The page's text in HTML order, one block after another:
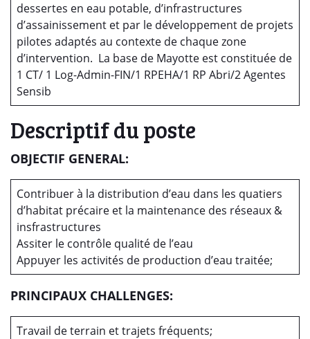
dessertes en eau potable, d’infrastructures
d’assainissement et par le développement de projets
pilotes adaptés au contexte de chaque zone
d’intervention. La base de Mayotte est constituée de
1 CT/ 1 Log-Admin-FIN/1 RPEHA/1 RP Abri/2 Agentes
Sensib
Descriptif du poste
OBJECTIF GENERAL:
Contribuer à la distribution d’eau dans les quatiers
d’habitat précaire et la maintenance des réseaux &
insfrastructures
Assiter le contrôle qualité de l’eau
Appuyer les activités de production d’eau traitée;
PRINCIPAUX CHALLENGES:
Travail de terrain et trajets fréquents;